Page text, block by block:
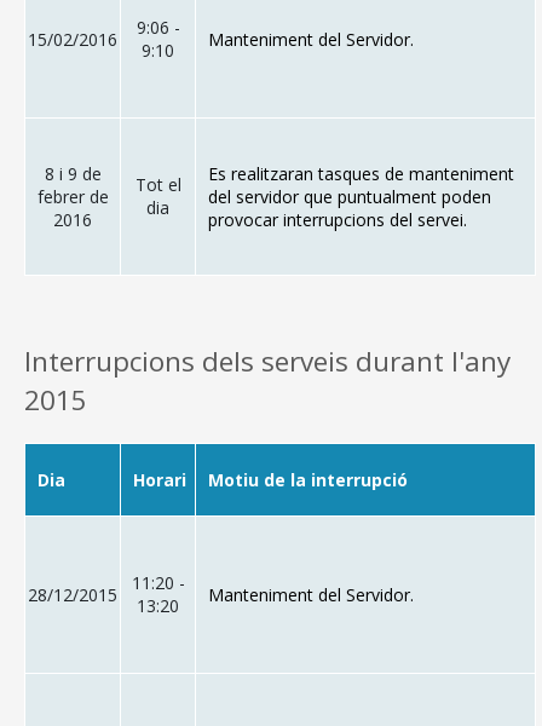
15/02/2016
9:06 -
9:10
Manteniment del Servidor.
8 i 9 de
febrer de
2016
Tot el
dia
Es realitzaran tasques de manteniment
del servidor que puntualment poden
provocar interrupcions del servei.
Interrupcions dels serveis durant l'any
2015
Dia Horari Motiu de la interrupció
28/12/2015
11:20 -
13:20
Manteniment del Servidor.